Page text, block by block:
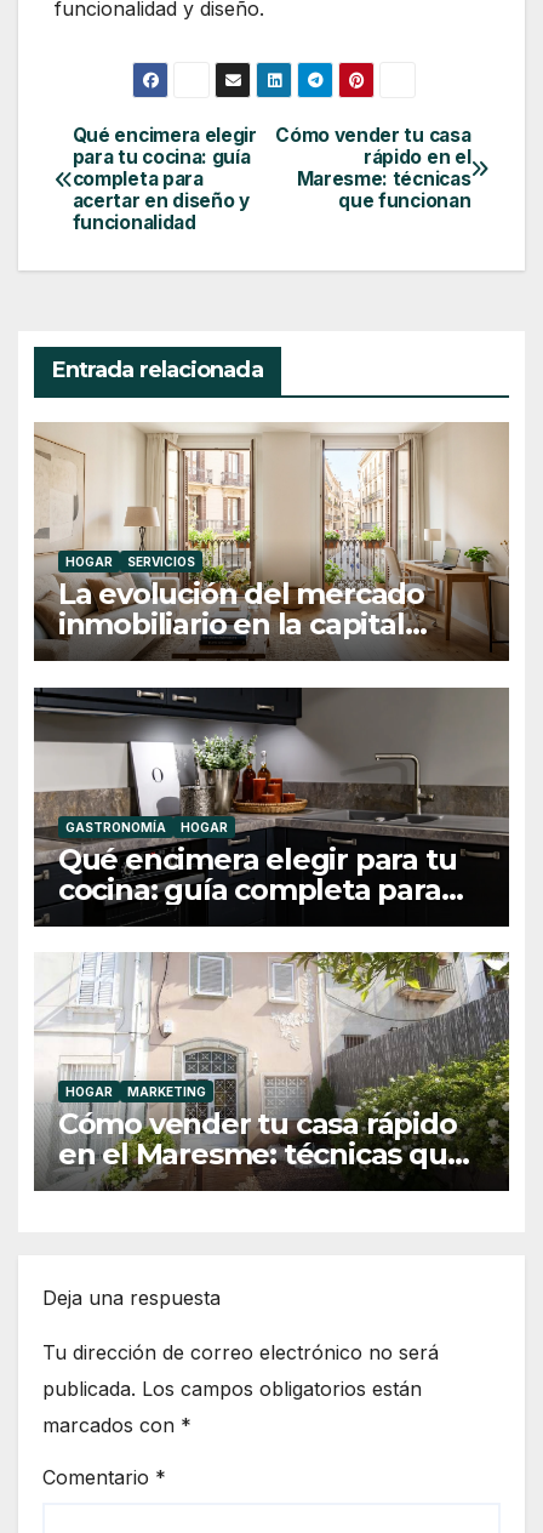
funcionalidad y diseño.
Navegación
de
entradas
Cómo vender tu casa
rápido en el
Maresme: técnicas
que funcionan
Qué encimera elegir
para tu cocina: guía
completa para
acertar en diseño y
funcionalidad
Entrada relacionada
HOGAR SERVICIOS
La evolución del mercado
inmobiliario en la capital
catalana
GASTRONOMÍA HOGAR
Qué encimera elegir para tu
cocina: guía completa para
acertar en diseño y
funcionalidad
HOGAR MARKETING
Cómo vender tu casa rápido
en el Maresme: técnicas que
funcionan
Deja una respuesta
Tu dirección de correo electrónico no será
publicada. Los campos obligatorios están
marcados con *
Comentario *